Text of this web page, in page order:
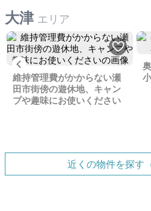
大津 エリア
Previous
維持管理費がかからない瀬
田市街傍の遊休地、キャン
プや趣味にお使いください
近くの物件を探す